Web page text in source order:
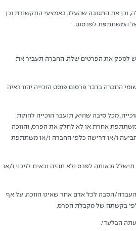
וכן את התגובה שהעלו, באמצעי התקשורת וכן
של המשתתפת לפרסום.
לספק את הפרטים שלה. החברה תעביר את
החברה בדבר פרסום פוסט הזכייה יהוו ראיה
2 שעות ממועד פרסום פוסט הזכייה, מכל סיבה שהיא, תועבר הזכייה לחזקת
אחרת או לא לחלק את הפרס, והזוכה
ו/או דרישה כלפי החברה ו/או משתתפת
שעות כאמור, מכל סיבה כלשהי, תישלל זכאותה לפרס ולא תהיה זכאית לזיכוי ו/או
הסבה לכל אדם אחר שאינו הזוכה. על אף
לפי בקשתה של מקבלת הפרס.
הבלעדי.